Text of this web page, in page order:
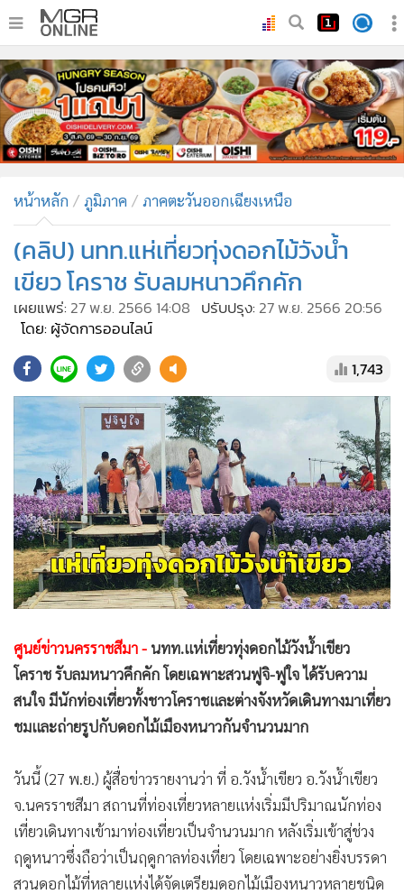
• หน้าหลัก
• ทันเหตุการณ์
• ภาคใต้
• ภูมิภาค
• บันเทิง
ผู้จัดการรายวัน
• คอลัมนิสต์
• ละคร
CbizReview
• ผู้จัดกวน
Good health & Well-being
Green Innovation & SD
• Management & HR
•
MGR Live
• Infographic
• การเมือง
• ท่องเที่ยว
• กีฬา
• Special Scoop
• เศรษฐกิจ-ธุรกิจ
• จีน
ชุมชน-คุณภาพชีวิต
•
อาชญากรรม
Motoring
• เกม
• วิทยาศาสตร์
• SMEs
หน้าหลัก ภูมิภาค ภาคตะวันออกเฉียงเหนือ
(คลิป) นทท.แห่เที่ยวทุ่งดอกไม้วังน้ำ
เขียว โคราช รับลมหนาวคึกคัก
เผยแพร่: 27 พ.ย. 2566 14:08 ปรับปรุง: 27 พ.ย. 2566 20:56
โดย: ผู้จัดการออนไลน์
1,743
ศูนย์ข่าวนครราชสีมา - นทท.แห่เที่ยวทุ่งดอกไม้วังน้ำเขียว
โคราช รับลมหนาวคึกคัก โดยเฉพาะสวนฟูจิ-ฟูใจ ได้รับความ
สนใจ มีนักท่องเที่ยวทั้งชาวโคราชและต่างจังหวัดเดินทางมาเที่ยว
ชมและถ่ายรูปกับดอกไม้เมืองหนาวกันจำนวนมาก
วันนี้ (27 พ.ย.) ผู้สื่อข่าวรายงานว่า ที่ อ.วังน้ำเขียว อ.วังน้ำเขียว
จ.นครราชสีมา สถานที่ท่องเที่ยวหลายแห่งเริ่มมีปริมาณนักท่อง
เที่ยวเดินทางเข้ามาท่องเที่ยวเป็นจำนวนมาก หลังเริ่มเข้าสู่ช่วง
ฤดูหนาวซึ่งถือว่าเป็นฤดูกาลท่องเที่ยว โดยเฉพาะอย่างยิ่งบรรดา
สวนดอกไม้ที่หลายแห่งได้จัดเตรียมดอกไม้เมืองหนาวหลายชนิด